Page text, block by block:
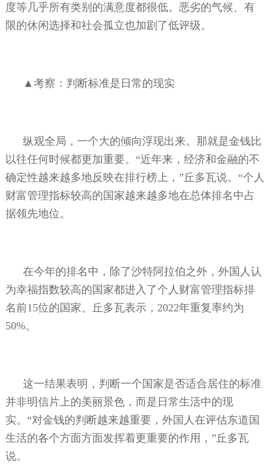
度等几乎所有类别的满意度都很低。恶劣的气候、有
限的休闲选择和社会孤立也加剧了低评级。
▲考察：判断标准是日常的现实
纵观全局，一个大的倾向浮现出来。那就是金钱比
以往任何时候都更加重要。“近年来，经济和金融的不
确定性越来越多地反映在排行榜上，”丘多瓦说。“个人
财富管理指标较高的国家越来越多地在总体排名中占
据领先地位。
在今年的排名中，除了沙特阿拉伯之外，外国人认
为幸福指数较高的国家都进入了个人财富管理指标排
名前15位的国家。丘多瓦表示， 2022年重复率约为
50%。
这一结果表明，判断一个国家是否适合居住的标准
并非明信片上的美丽景色，而是日常生活中的现
实。“对金钱的判断越来越重要，外国人在评估东道国
生活的各个方面方面发挥着更重要的作用，”丘多瓦
说。